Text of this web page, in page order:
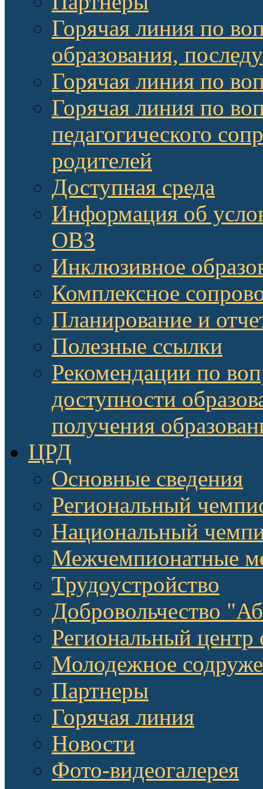
Горячая линия по
образования,
Горячая линия по
Горячая линия по
педагогического
родителей
Доступная среда
Информация об
ОВЗ
Инклюзивное
Комплексное
Планирование и
Полезные ссылки
Рекомендации по
доступности
получения
ЦРД
Основные сведения
Региональный
Национальный
Межчемпионатные
Трудоустройство
Добровольчество
Региональный центр
Молодежное
Партнеры
Горячая линия
Новости
Фото-видеогалерея